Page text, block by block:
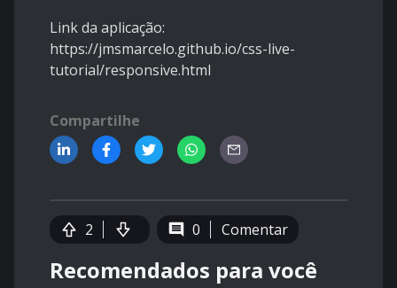
Link da aplicação:
https://jmsmarcelo.github.io/css-live-
tutorial/responsive.html
Compartilhe
2 0 Comentar
Recomendados para você